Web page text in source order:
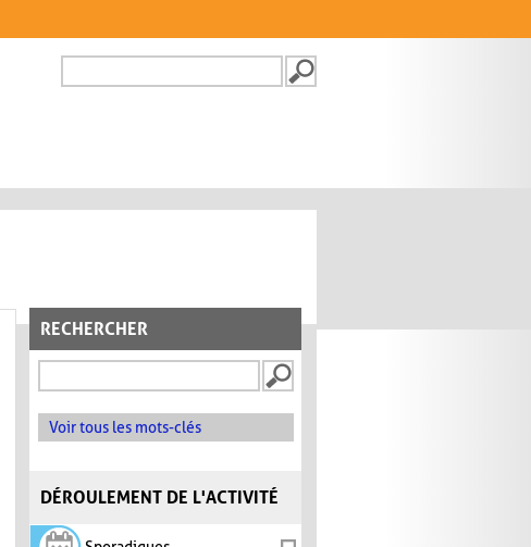
FORMULAIRE DE
RECHERCHER
Voir tous les mots-clés
DÉROULEMENT DE L'ACTIVITÉ